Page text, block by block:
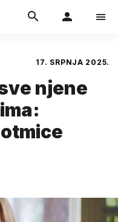
17. SRPNJA 2025.
njene